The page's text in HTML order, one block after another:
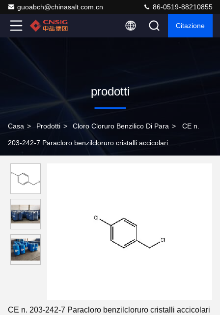
guoabch@chinasalt.com.cn 86-0519-88210855
Citazione
prodotti
Casa > Prodotti > Cloro Cloruro Benzilico Di Para > CE n.
203-242-7 Paracloro benzilcloruro cristalli accicolari
CE n. 203-242-7 Paracloro benzilcloruro cristalli accicolari